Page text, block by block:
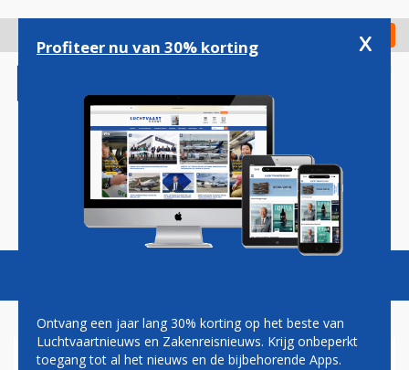
gaan
Check in
Magazine Podcasts Vacatures
Profiteer nu van 30% korting x
Ontvang een jaar lang 30% korting op het beste van
Luchtvaartnieuws en Zakenreisnieuws. Krijg onbeperkt
toegang tot al het nieuws en de bijbehorende Apps.